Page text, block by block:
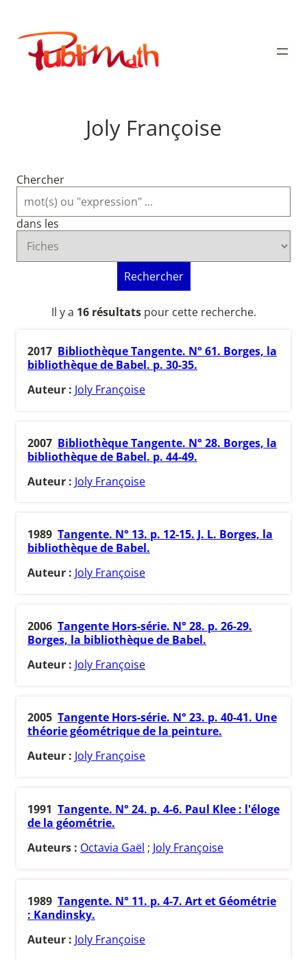
contenu
Publimath
Joly Françoise
Chercher
dans les
Rechercher
Il y a 16 résultatspour cette recherche.
2017 Bibliothèque Tangente. N° 61. Borges, la
bibliothèque de Babel. p. 30-35.
Auteur : Joly Françoise
2007 Bibliothèque Tangente. N° 28. Borges, la
bibliothèque de Babel. p. 44-49.
Auteur : Joly Françoise
1989 Tangente. N° 13. p. 12-15. J. L. Borges, la
bibliothèque de Babel.
Auteur : Joly Françoise
2006 Tangente Hors-série. N° 28. p. 26-29.
Borges, la bibliothèque de Babel.
Auteur : Joly Françoise
2005 Tangente Hors-série. N° 23. p. 40-41. Une
théorie géométrique de la peinture.
Auteur : Joly Françoise
1991 Tangente. N° 24. p. 4-6. Paul Klee : l'éloge
de la géométrie.
Auteurs : Octavia Gaël ; Joly Françoise
1989 Tangente. N° 11. p. 4-7. Art et Géométrie
: Kandinsky.
Auteur : Joly Françoise